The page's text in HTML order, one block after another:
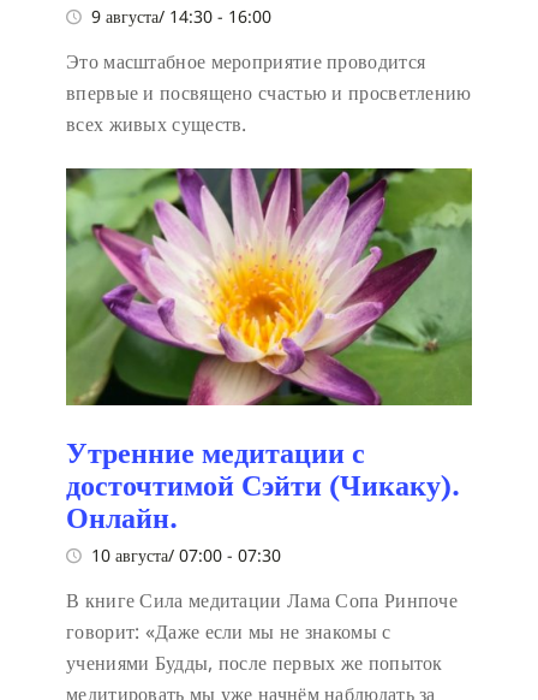
9 августа/ 14:30 - 16:00
Это масштабное мероприятие проводится
впервые и посвящено счастью и просветлению
всех живых существ.
Утренние медитации с
досточтимой Сэйти (Чикаку).
Онлайн.
10 августа/ 07:00 - 07:30
В книге Сила медитации Лама Сопа Ринпоче
говорит: «Даже если мы не знакомы с
учениями Будды, после первых же попыток
медитировать мы уже начнём наблюдать за